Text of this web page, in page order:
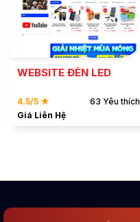
XEM DEMO
WEBSITE ĐÈN LED
4.5/5 ★
63 Yêu thích
Giá Liên Hệ